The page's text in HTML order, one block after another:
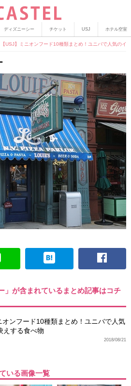
ディズニーシー チケット USJ ホテル空室
【USJ】ミニオンフード10種類まとめ！ユニバで人気のイ
」が含まれているまとめ記事はコチ
オンフード10種類まとめ！ユニバで人気
えする食べ物
2018/08/21
いる画像一覧